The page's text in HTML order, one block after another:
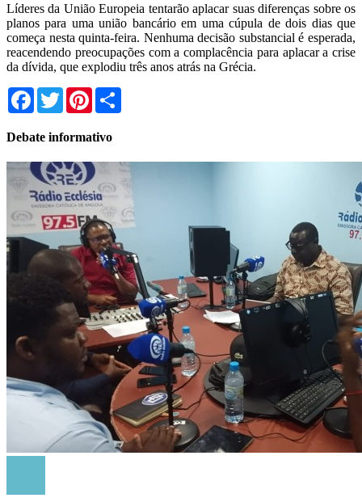
Líderes da União Europeia tentarão aplacar suas diferenças sobre os
planos para uma união bancário em uma cúpula de dois dias que
começa nesta quinta-feira. Nenhuma decisão substancial é esperada,
reacendendo preocupações com a complacência para aplacar a crise
da dívida, que explodiu três anos atrás na Grécia.
Facebook
TwitterPinterest
Debate informativo